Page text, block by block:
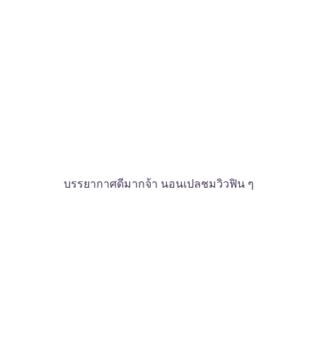
บรรยากาศดีมากจ้า นอนเปลชมวิวฟิน ๆ